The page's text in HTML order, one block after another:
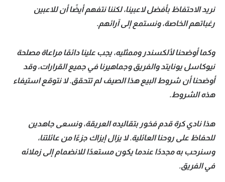
نريد الاحتفاظ بأفضل لاعبينا، لكننا نتفهم أيضًا أن للاعبين
رغباتهم الخاصة، ونستمع إلى آرائهم.
وكما أوضحنا لألكسندر وممثليه، يجب علينا دائمًا مراعاة مصلحة
نيوكاسل يونايتد والفريق وجماهيرنا في جميع القرارات، وقد
أوضحنا أن شروط البيع هذا الصيف لم تتحقق. لا نتوقع استيفاء
هذه الشروط.
هذا نادي كرة قدم فخور بتقاليده العريقة، ونسعى جاهدين
للحفاظ على روحنا العائلية. لا يزال إيزاك جزءًا من عائلتنا،
وسنرحب به مجددًا عندما يكون مستعدًا للانضمام إلى زملائه
في الفريق.